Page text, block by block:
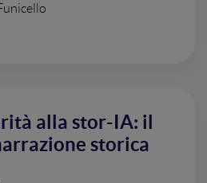
alla stor-IA: il
storica